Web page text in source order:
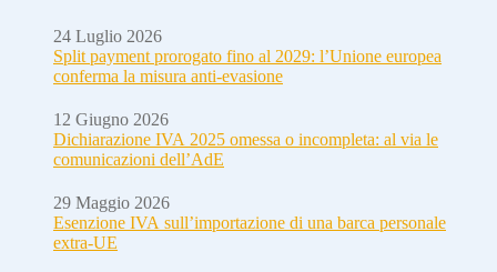
24 Luglio 2026
Split payment prorogato fino al 2029: l’Unione europea
conferma la misura anti-evasione
12 Giugno 2026
Dichiarazione IVA 2025 omessa o incompleta: al via le
comunicazioni dell’AdE
29 Maggio 2026
Esenzione IVA sull’importazione di una barca personale
extra-UE